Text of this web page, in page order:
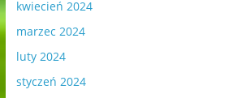
kwiecień 2024
marzec 2024
luty 2024
styczeń 2024